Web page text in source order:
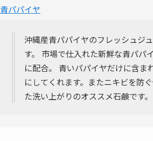
青パパイヤ
沖縄産青パパイヤのフレッシュジ
す。 市場で仕入れた新鮮な青パパ
に配合。 青いパパイヤだけに含
にしてくれます。またニキビを防
た洗い上がりのオススメ石鹸です。